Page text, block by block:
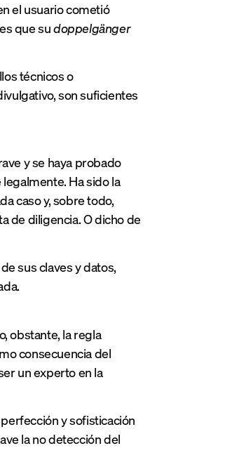
el usuario cometió
que sudoppelgänger
técnicos o
son suficientes
y se haya probado
Ha sido la
caso y, sobre todo,
de diligencia. O dicho de
sus claves y datos,
obstante, la regla
consecuencia del
un experto en la
y sofisticación
la no detección del